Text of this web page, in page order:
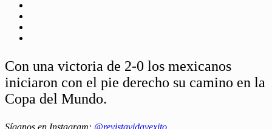
Con una victoria de 2-0 los mexicanos
iniciaron con el pie derecho su camino en la
Copa del Mundo.
Síganos en Instagram: @revistavidayexito